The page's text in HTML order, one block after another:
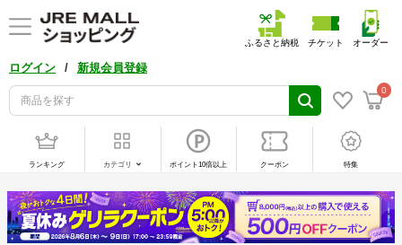
ログイン / 新規会員登録
0
ふるさと納税 チケット オーダー
ランキング カテゴリ ポイント10倍以上 クーポン 特集